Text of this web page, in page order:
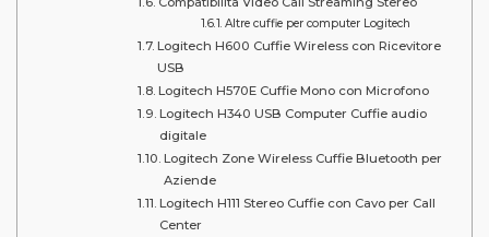
Altre cuffie per computer Logitech
Logitech H600 Cuffie Wireless con Ricevitore
USB
Logitech H570E Cuffie Mono con Microfono
Logitech H340 USB Computer Cuffie audio
digitale
Logitech Zone Wireless Cuffie Bluetooth per
Aziende
Logitech H111 Stereo Cuffie con Cavo per Call
Center